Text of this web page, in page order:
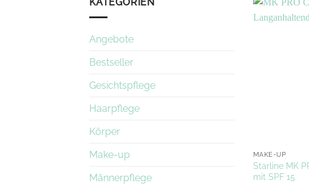
Angebote
Bestseller
Gesichtspflege
Haarpflege
Körper
Make-up
Männerpflege
MAKE-UP
Starline MK
mit SPF 15